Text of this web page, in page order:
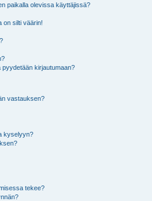
paikalla olevissa käyttäjissä?
on silti väärin!
pyydetään kirjautumaan?
vastauksen?
kyselyyn?
tekee?